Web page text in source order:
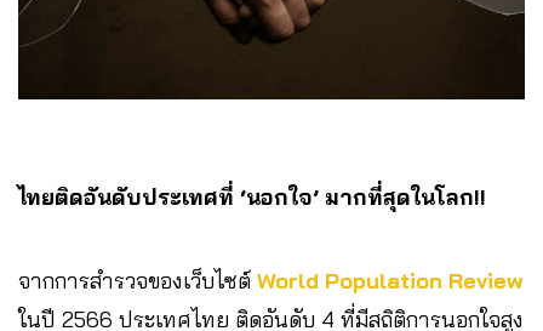
ไทยติดอันดับประเทศที่ ‘นอกใจ’ มากที่สุดในโลก!!
จากการสำรวจของเว็บไซต์ World Population Review
ในปี 2566 ประเทศไทย ติดอันดับ 4 ที่มีสถิติการนอกใจสูง